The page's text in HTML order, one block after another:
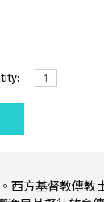
方基督教傳教